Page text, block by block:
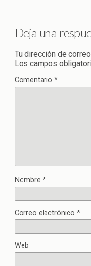
Deja una
Tu dirección de
Los campos
Comentario *
Nombre *
Correo electrónico *
Web